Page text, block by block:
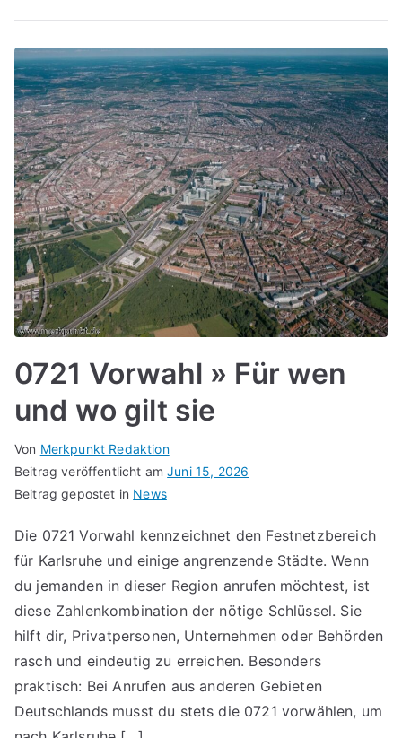
0721 Vorwahl » Für wen
und wo gilt sie
Von Merkpunkt Redaktion
Beitrag veröffentlicht amJuni 15, 2026
Beitrag gepostet in News
Die 0721 Vorwahl kennzeichnet den Festnetzbereich
für Karlsruhe und einige angrenzende Städte. Wenn
du jemanden in dieser Region anrufen möchtest, ist
diese Zahlenkombination der nötige Schlüssel. Sie
hilft dir, Privatpersonen, Unternehmen oder Behörden
rasch und eindeutig zu erreichen. Besonders
praktisch: Bei Anrufen aus anderen Gebieten
Deutschlands musst du stets die 0721 vorwählen, um